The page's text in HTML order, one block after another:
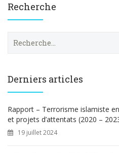
Recherche
e
h
e
r
Derniers articles
Rapport – Terrorisme islamiste
et projets d’attentats (2020 –
19 juillet 2024